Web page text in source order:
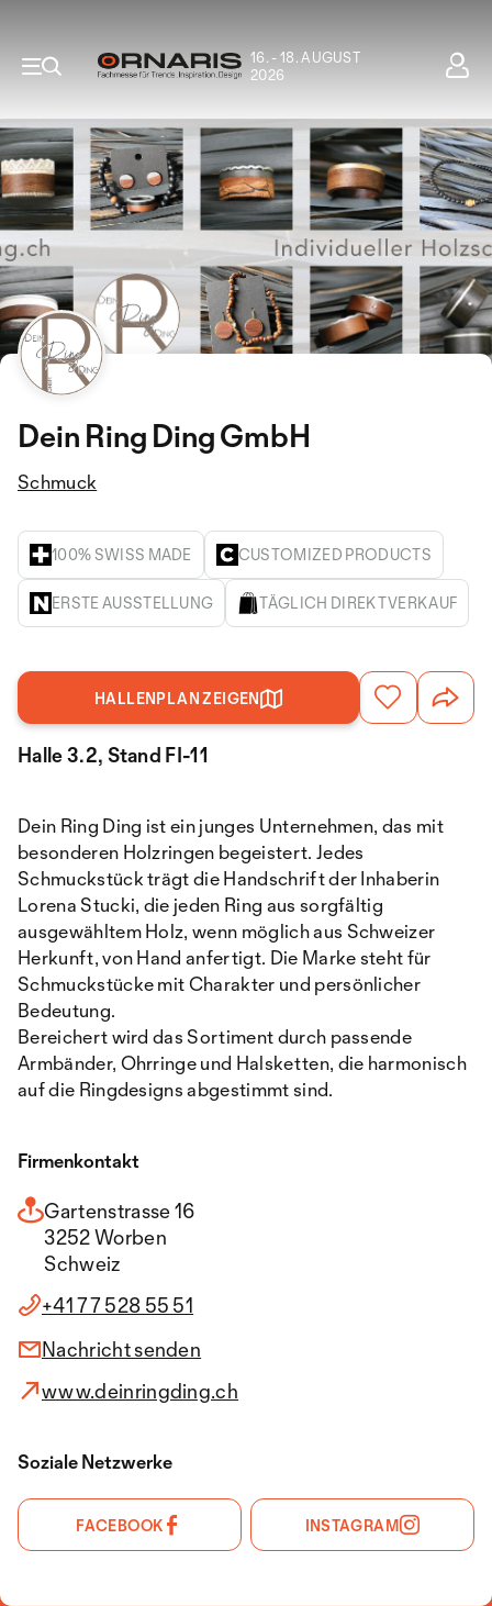
16. - 18. AUGUST
2026
Dein Ring Ding GmbH
Schmuck
100% SWISS MADE CUSTOMIZED PRODUCTS
ERSTE AUSSTELLUNG TÄGLICH DIREKTVERKAUF
HALLENPLAN ZEIGEN
Halle 3.2, Stand FI-11
Dein Ring Ding ist ein junges Unternehmen, das mit
besonderen Holzringen begeistert. Jedes
Schmuckstück trägt die Handschrift der Inhaberin
Lorena Stucki, die jeden Ring aus sorgfältig
ausgewähltem Holz, wenn möglich aus Schweizer
Herkunft, von Hand anfertigt. Die Marke steht für
Schmuckstücke mit Charakter und persönlicher
Bedeutung.
Bereichert wird das Sortiment durch passende
Armbänder, Ohrringe und Halsketten, die harmonisch
auf die Ringdesigns abgestimmt sind.
Firmenkontakt
Gartenstrasse 16
3252 Worben
Schweiz
+41 77 528 55 51
Nachricht senden
www.deinringding.ch
Soziale Netzwerke
FACEBOOK INSTAGRAM